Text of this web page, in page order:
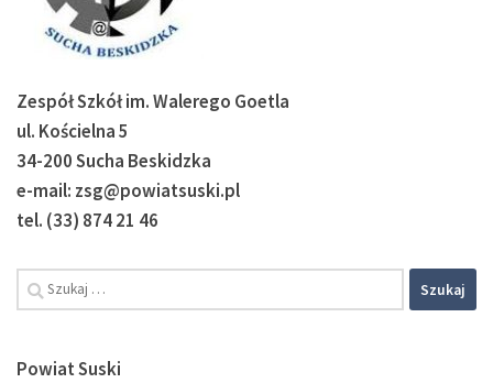
Zespół Szkół im. Walerego Goetla
ul. Kościelna 5
34-200 Sucha Beskidzka
e-mail: zsg@powiatsuski.pl
tel. (33) 874 21 46
Szukaj:
Powiat Suski